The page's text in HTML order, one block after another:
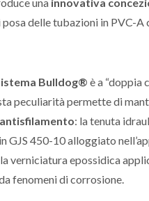
delle tubazioni in PVC-
Bulldog® è a “doppia
peculiarità permette di
: la tenuta
GJS 450-10 alloggiato
verniciatura epossidica
fenomeni di corrosione.